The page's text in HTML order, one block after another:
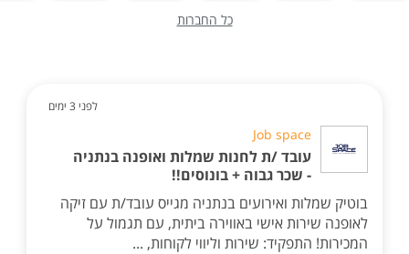
כל החברות
לפני 3 ימים
Job space
עובד /ת לחנות שמלות ואופנה בנתניה
- שכר גבוה + בונוסים!!
בוטיק שמלות ואירועים בנתניה מגייס עובד/ת עם זיקה
לאופנה שירות אישי באווירה ביתית, עם תגמול על
המכירות! התפקיד: שירות וליווי לקוחות, ...